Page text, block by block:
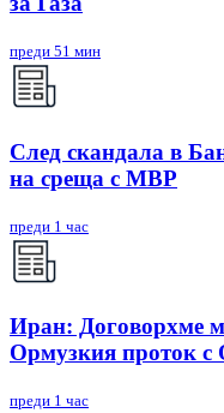
преди 51 мин
След скандала в
на среща с МВР
преди 1 час
Иран: Договорхме
Ормузкия проток с
преди 1 час